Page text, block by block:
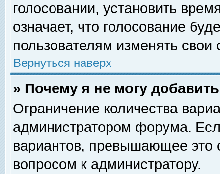
голосовании, установить
означает, что голосование
пользователям изменять свои
Вернуться наверх
» Почему я не могу
Ограничение количества
администратором форума.
вариантов, превышающее это
вопросом к администратору.